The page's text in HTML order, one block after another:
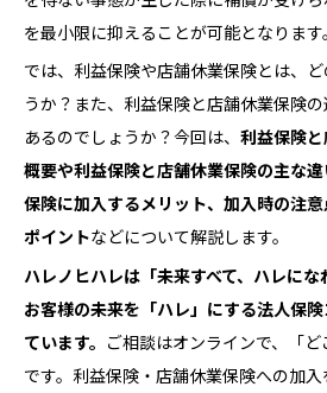
を最小限に抑えることが可能となります。
では、利益保険や店舗休業保険とは、
うか？また、利益保険と店舗休業保険
あるのでしょうか？今回は、 利益保険
概要や利益保険と店舗休業保険の主な
保険に加入するメリット、加入時の注
ポイントなどについて解説します。
ハレノヒハレは「未来すべて、ハレにな
お客様の未来を「ハレ」にする法人保
ています。 ご相談はオンラインで、「
です。利益保険・店舗休業保険への加